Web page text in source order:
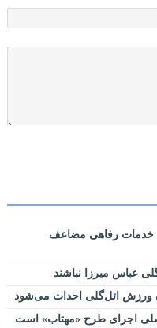
منطقه ۲ صاحب خدمات رفاهی مضاعف
عباس میرزا نباشند
ورزش ائل‌گلی احداث می‌شود
اجرای طرح «مهتاب» است